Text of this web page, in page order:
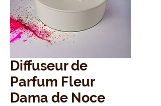
Diffuseur de
Parfum Fleur
Dama de Noce